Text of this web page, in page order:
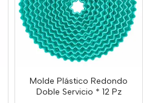
Molde Plástico Redondo
Doble Servicio * 12 Pz